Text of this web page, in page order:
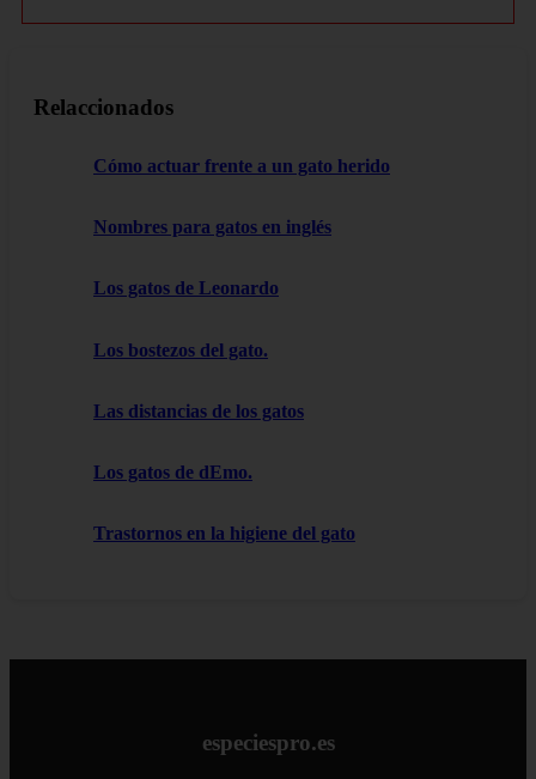
Relaccionados
Cómo actuar frente a un gato herido
Nombres para gatos en inglés
Los gatos de Leonardo
Los bostezos del gato.
Las distancias de los gatos
Los gatos de dEmo.
Trastornos en la higiene del gato
especiespro.es